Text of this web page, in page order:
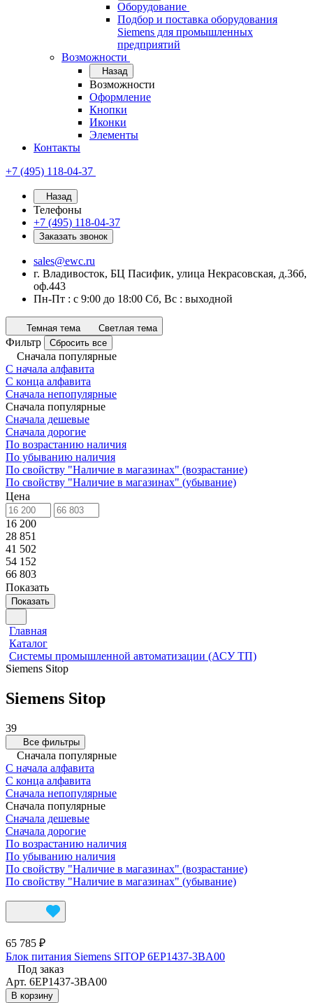
Оборудование
Подбор и поставка оборудования
Siemens для промышленных
предприятий
Возможности
Назад
Возможности
Оформление
Кнопки
Иконки
Элементы
Контакты
+7 (495) 118-04-37
Назад
Телефоны
+7 (495) 118-04-37
Заказать звонок
sales@ewc.ru
г. Владивосток, БЦ Пасифик, улица Некрасовская, д.36б,
оф.443
Пн-Пт : с 9:00 до 18:00 Сб, Вс : выходной
Темная тема Светлая тема
Фильтр Сбросить все
Сначала популярные
С начала алфавита
С конца алфавита
Сначала непопулярные
Сначала популярные
Сначала дешевые
Сначала дорогие
По возрастанию наличия
По убыванию наличия
По свойству "Наличие в магазинах" (возрастание)
По свойству "Наличие в магазинах" (убывание)
Цена
16 200
28 851
41 502
54 152
66 803
Показать
Показать
Главная
Каталог
Системы промышленной автоматизации (АСУ ТП)
Siemens Sitop
Siemens Sitop
39
Все фильтры
Сначала популярные
С начала алфавита
С конца алфавита
Сначала непопулярные
Сначала популярные
Сначала дешевые
Сначала дорогие
По возрастанию наличия
По убыванию наличия
По свойству "Наличие в магазинах" (возрастание)
По свойству "Наличие в магазинах" (убывание)
65 785 ₽
Блок питания Siemens SITOP 6EP1437-3BA00
Под заказ
Арт. 6EP1437-3BA00
В корзину